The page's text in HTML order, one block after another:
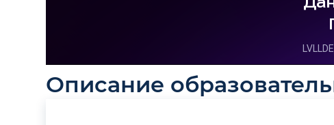
Описание